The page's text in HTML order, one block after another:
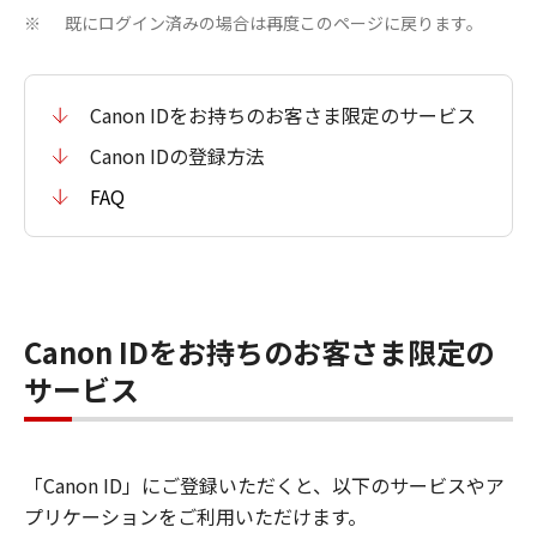
※ 既にログイン済みの場合は再度このページに戻ります。
Canon IDをお持ちのお客さま限定のサービス
Canon IDの登録方法
FAQ
Canon IDをお持ちのお客さま限定の
サービス
「Canon ID」にご登録いただくと、以下のサービスやア
プリケーションをご利用いただけます。